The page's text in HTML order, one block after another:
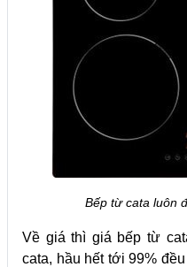
Bếp từ cata luôn
Về giá thì giá bếp từ
cata, hầu hết tới 99%